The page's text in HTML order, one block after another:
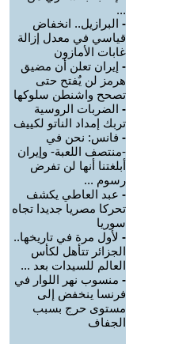
...
- البرازيل.. انخفاض
قياسي في معدل إزالة
غابات الأمازون
- إيران تعلن أن مضيق
هرمز لن يٌفتح حتى
تصحح واشنطن سلوكها
- الضربات الروسية
تربك إمداد الناتو لكييف
- فانس: نحن في
-منتصف اللعبة- وإيران
أبلغتنا أنها لن تفرض
رسوم ...
- عبد العاطي يكشف
تحركا مصريا جديدا تجاه
سوريا
- لأول مرة في تاريخها..
الجزائر تتأهل لكأس
العالم للسيدات بعد ...
- منسوب نهر اللوار في
فرنسا ينخفض إلى
مستوى حرج بسبب
الجفاف